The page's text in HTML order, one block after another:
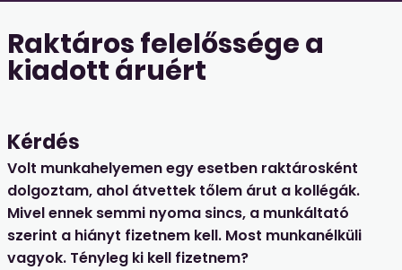
Raktáros felelőssége a
kiadott áruért
Kérdés
Volt munkahelyemen egy esetben raktárosként
dolgoztam, ahol átvettek tőlem árut a kollégák.
Mivel ennek semmi nyoma sincs, a munkáltató
szerint a hiányt fizetnem kell. Most munkanélküli
vagyok. Tényleg ki kell fizetnem?